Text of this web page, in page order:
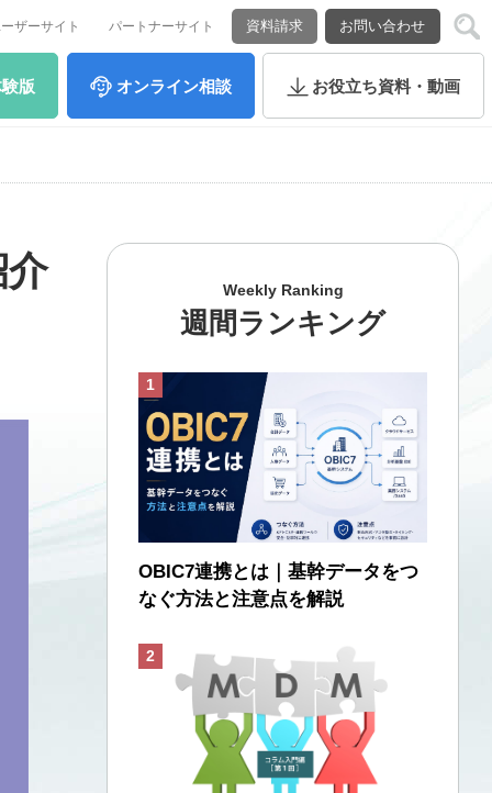
ザーサイト パートナーサイト 資料請求 お問い合わせ
版 オンライン相談 お役立ち資料・動画
Weekly Ranking
週間ランキング
OBIC7連携とは｜基幹データをつ
なぐ方法と注意点を解説